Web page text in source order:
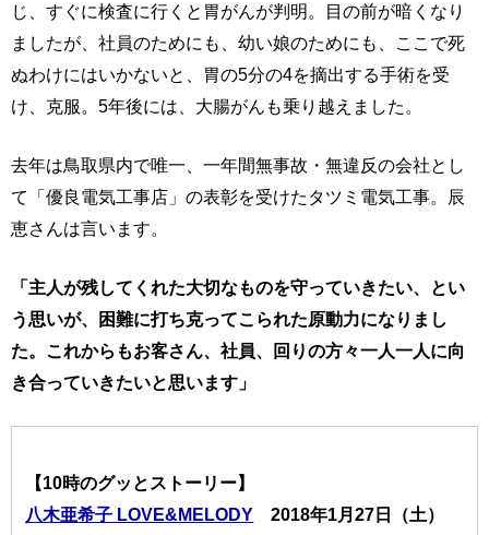
じ、すぐに検査に行くと胃がんが判明。目の前が暗くなり
ましたが、社員のためにも、幼い娘のためにも、ここで死
ぬわけにはいかないと、胃の5分の4を摘出する手術を受
け、克服。5年後には、大腸がんも乗り越えました。
去年は鳥取県内で唯一、一年間無事故・無違反の会社とし
て「優良電気工事店」の表彰を受けたタツミ電気工事。辰
恵さんは言います。
「主人が残してくれた大切なものを守っていきたい、とい
う思いが、困難に打ち克ってこられた原動力になりまし
た。これからもお客さん、社員、回りの方々一人一人に向
き合っていきたいと思います」
【10時のグッとストーリー】
八木亜希子 LOVE&MELODY 2018年1月27日（土）